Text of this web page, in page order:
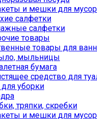
и мешки для
салфетки
салфетки
товары
товары для
мыльницы
бумага
средство для
уборки
тряпки, скребки
и мешки для